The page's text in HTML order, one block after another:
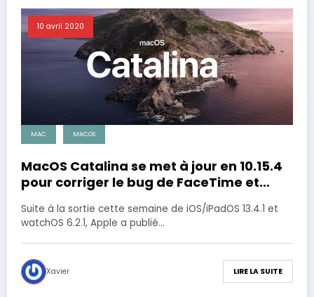
10 avril 2020
MAC MACOS
MacOS Catalina se met à jour en 10.15.4
pour corriger le bug de FaceTime et
Suite à la sortie cette semaine de iOS/iPadOS 13.4.1 et
watchOS 6.2.1, Apple a publié…
Xavier LIRE LA SUITE